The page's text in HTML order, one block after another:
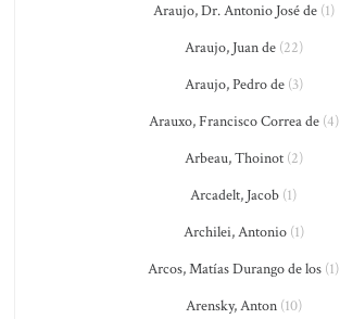
Araujo, Dr. Antonio José de(1)
Araujo, Juan de(22)
Araujo, Pedro de(3)
Arauxo, Francisco Correa de(4)
Arbeau, Thoinot(2)
Arcadelt, Jacob (1)
Archilei, Antonio(1)
Arcos, Matías Durango de los (1)
Arensky, Anton(10)